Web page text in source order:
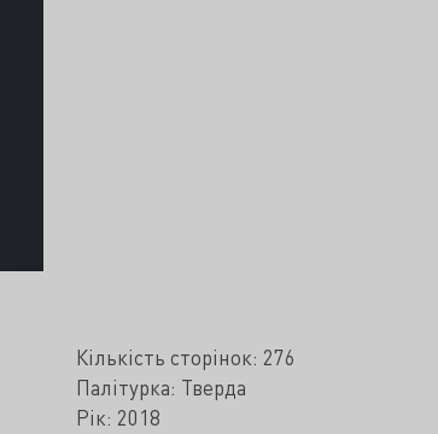
Кількість сторінок: 276
Палітурка: Тверда
Рік: 2018